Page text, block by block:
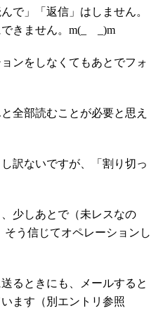
で」「返信」はしません。
きません。 m(_ _)m
ンをしなくてもあとでフォ
全部読むことが必要と思え
訳ないですが、「割り切っ
少しあとで（未レスなの
そう信じてオペレーションし
るときにも、メールすると
ます（別エントリ参照